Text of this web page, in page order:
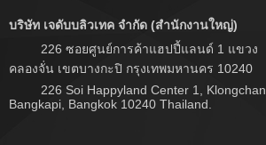
บริษัท เจดับบลิวเทค จำกัด (สำนักงานใหญ่)
226 ซอยศูนย์การค้าแฮปปี้แลนด์ 1 แขวง
คลองจั่น เขตบางกะปิ กรุงเทพมหานคร 10240
226 Soi Happyland Center 1, Klongchan,
Bangkapi, Bangkok 10240 Thailand.